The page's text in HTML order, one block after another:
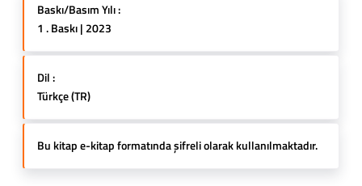
Baskı/Basım Yılı :
1 . Baskı | 2023
Dil :
Türkçe (TR)
Bu kitap e-kitap formatında şifreli olarak kullanılmaktadır.